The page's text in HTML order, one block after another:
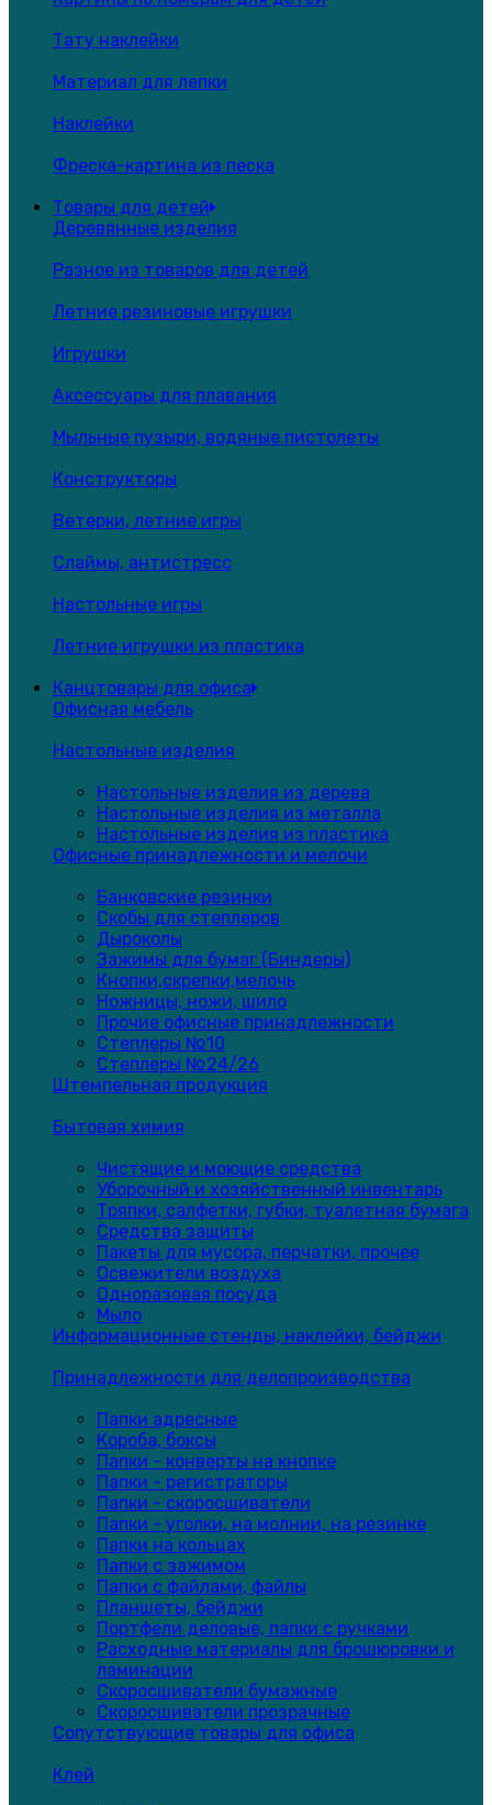
Тату наклейки
Материал для лепки
Наклейки
Фреска-картина из песка
Товары для детей
Деревянные изделия
Разное из товаров для детей
Летние резиновые игрушки
Игрушки
Аксессуары для плавания
Мыльные пузыри, водяные пистолеты
Конструкторы
Ветерки, летние игры
Слаймы, антистресс
Настольные игры
Летние игрушки из пластика
Канцтовары для офиса
Офисная мебель
Настольные изделия
Настольные изделия из дерева
Настольные изделия из металла
Настольные изделия из пластика
Офисные принадлежности и мелочи
Банковские резинки
Скобы для степлеров
Дыроколы
Зажимы для бумаг (Биндеры)
Кнопки,скрепки,мелочь
Ножницы, ножи, шило
Прочие офисные принадлежности
Степлеры №10
Степлеры №24/26
Штемпельная продукция
Бытовая химия
Чистящие и моющие средства
Уборочный и хозяйственный инвентарь
Тряпки, салфетки, губки, туалетная бумага
Средства защиты
Пакеты для мусора, перчатки, прочее
Освежители воздуха
Одноразовая посуда
Мыло
Информационные стенды, наклейки, бейджи
Принадлежности для делопроизводства
Папки адресные
Короба, боксы
Папки - конверты на кнопке
Папки - регистраторы
Папки - скоросшиватели
Папки - уголки, на молнии, на резинке
Папки на кольцах
Папки с зажимом
Папки с файлами, файлы
Планшеты, бейджи
Портфели деловые, папки с ручками
Расходные материалы для брошюровки и
ламинации
Скоросшиватели бумажные
Скоросшиватели прозрачные
Сопутствующие товары для офиса
Клей